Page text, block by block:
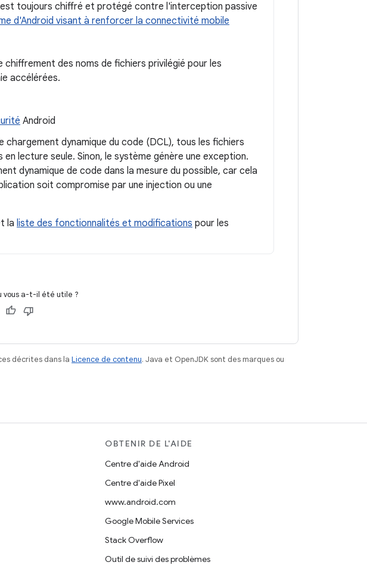
toujours chiffré et protégé contre l'interception passive
d'Android visant à renforcer la connectivité mobile
chiffrement des noms de fichiers privilégié pour les
accélérées.
Android
dynamique du code (DCL), tous les fichiers
lecture seule. Sinon, le système génère une exception.
dynamique de code dans la mesure du possible, car cela
soit compromise par une injection ou une
la liste des fonctionnalités et modifications pour les
vous a-t-il été utile ?
décrites dans la Licence de contenu. Java et OpenJDK sont des marques ou
OBTENIR DE L'AIDE
Centre d'aide Android
Centre d'aide Pixel
www.android.com
Google Mobile Services
Stack Overflow
Outil de suivi des problèmes